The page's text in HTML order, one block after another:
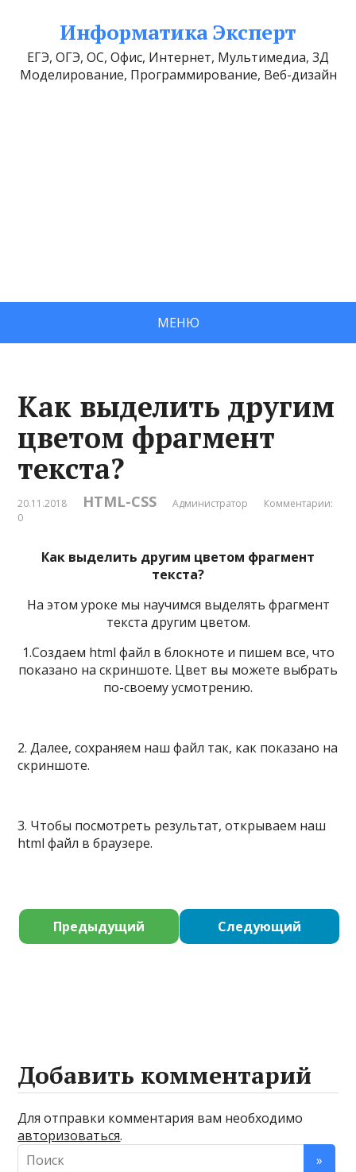
Информатика Эксперт
ЕГЭ, ОГЭ, ОС, Офис, Интернет, Мультимедиа, 3Д
Моделирование, Программирование, Веб-дизайн
МЕНЮ
Как выделить другим
цветом фрагмент
текста?
20.11.2018 HTML-CSS Администратор
Комментарии:
0
Как выделить другим цветом фрагмент
текста?
На этом уроке мы научимся выделять фрагмент
текста другим цветом.
1.Создаем html файл в блокноте и пишем все, что
показано на скриншоте. Цвет вы можете выбрать
по-своему усмотрению.
2. Далее, сохраняем наш файл так, как показано на
скриншоте.
3. Чтобы посмотреть результат, открываем наш
html файл в браузере.
Предыдущий Следующий
Добавить комментарий
Для отправки комментария вам необходимо
авторизоваться.